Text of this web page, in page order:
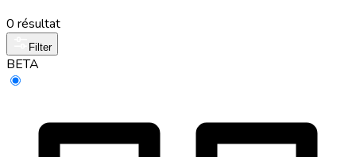
0 résultat
Filter
BETA